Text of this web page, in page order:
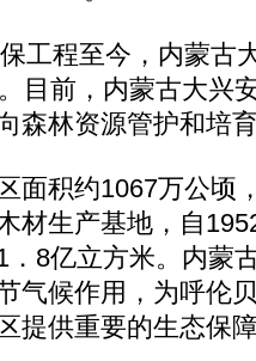
程至今，内蒙古
目前，内蒙古大兴
森林资源管护和培
积约1067万公顷
材生产基地，自
8亿立方米。内蒙
气候作用，为呼伦
提供重要的生态保